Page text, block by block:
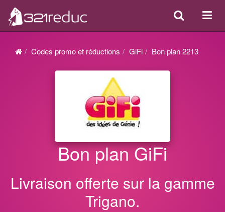
ou
Search
Codes promo et réductions GiFi Bon plan 2213
Bon plan GiFi
Livraison offerte sur la gamme
Trigano.